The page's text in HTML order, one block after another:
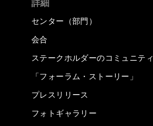
詳細
センター（部門）
会合
ステークホルダーのコミュニティ
「フォーラム・ストーリー」
プレスリリース
フォトギャラリー